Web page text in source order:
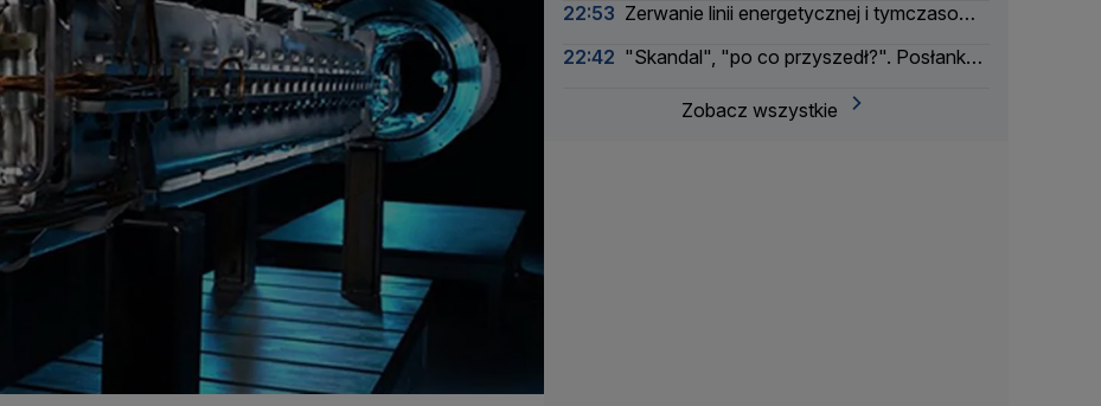
22:53 Zerwanie linii energetycznej i tymczasowa
Wojskowa
22:42 "Skandal", "po co przyszedł?". Posłanka
Zobacz wszystkie